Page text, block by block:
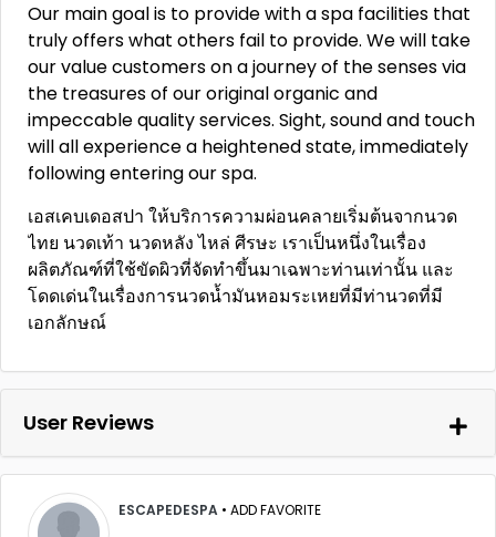
Our main goal is to provide with a spa facilities that
truly offers what others fail to provide. We will take
our value customers on a journey of the senses via
the treasures of our original organic and
impeccable quality services. Sight, sound and touch
will all experience a heightened state, immediately
following entering our spa.
เอสเคบเดอสปา ให้บริการความผ่อนคลายเริ่มต้นจากนวด
ไทย นวดเท้า นวดหลัง ไหล่ ศีรษะ เราเป็นหนึ่งในเรื่อง
ผลิตภัณฑ์ที่ใช้ขัดผิวที่จัดทำขึ้นมาเฉพาะท่านเท่านั้น และ
โดดเด่นในเรื่องการนวดน้ำมันหอมระเหยที่มีท่านวดที่มี
เอกลักษณ์
User Reviews
ESCAPEDESPA • ADD FAVORITE